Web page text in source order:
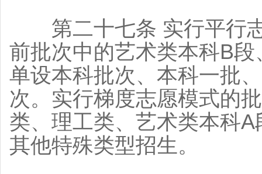
第二十七条 实行平行志
前批次中的艺术类本科B
单设本科批次、本科一批
次。实行梯度志愿模式的
类、理工类、艺术类本科
其他特殊类型招生。